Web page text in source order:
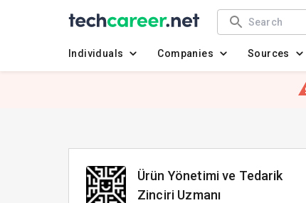
Individuals Companies Sources
Ürün Yönetimi ve Tedarik
Zinciri Uzmanı